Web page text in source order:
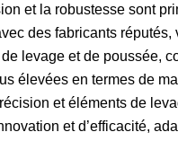
et la robustesse sont
des fabricants réputés,
levage et de poussée,
élevées en termes de
et éléments de
et d’efficacité,